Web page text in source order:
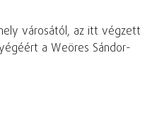
városától, az itt végzett
a Weöres Sándor-